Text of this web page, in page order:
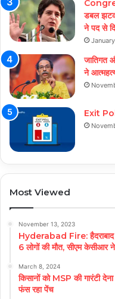
डबल
ने पद से
जातिगत
ने
Exit
Most Viewed
November 13, 2023
Hyderabad Fire: हैदराबाद
6 लोगों की मौत, सीएम केसीआर
March 8, 2024
किसानों को MSP की गारंटी
फंस रहा पेंच